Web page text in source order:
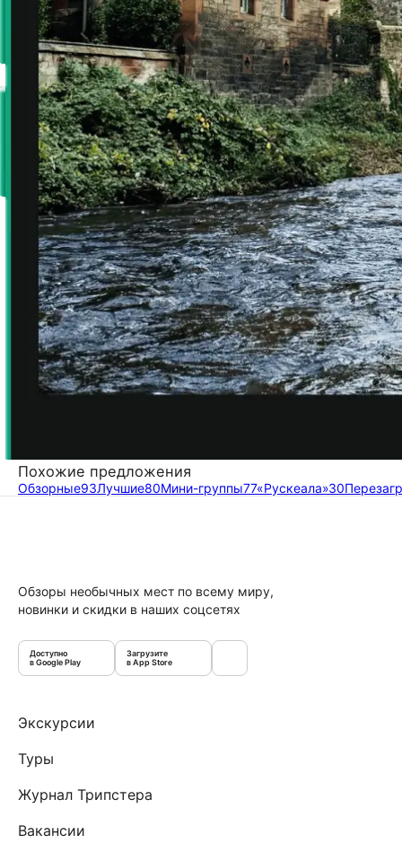
Похожие предложения
Обзорные93Лучшие80Мини-группы77«Рускеала»30
Обзоры необычных мест по всему миру,
новинки и скидки в наших соцсетях
Доступно
в Google Play
Загрузите
в App Store
Экскурсии
Туры
Журнал Трипстера
Вакансии